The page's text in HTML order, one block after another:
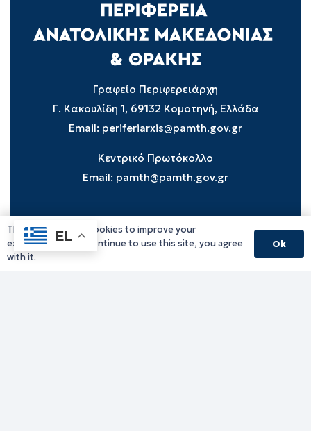
Γραφείο Περιφερειάρχη
Γ. Κακουλίδη 1, 69132 Κομοτηνή, Ελλάδα
Email: periferiarxis@pamth.gov.gr
Κεντρικό Πρωτόκολλο
Email: pamth@pamth.gov.gr
Υπηρεσίες Δράμας
Υπηρεσίες Καβάλας
EL
This website uses cookies to improve your
experience. If you continue to use this site, you agree
with it.
Ok